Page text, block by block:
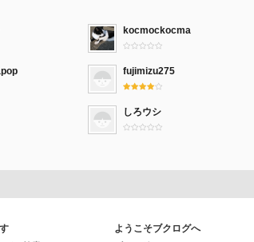
kocmockocma
fujimizu275
しろウシ
ようこそブクログへ